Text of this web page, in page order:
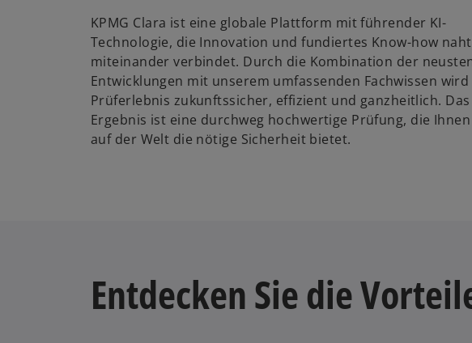
KPMG Clara ist eine globale Plattform mit führender KI-
Technologie, die Innovation und fundiertes Know-how
miteinander verbindet. Durch die Kombination der
Entwicklungen mit unserem umfassenden Fachwissen
Prüferlebnis zukunftssicher, effizient und ganzheitlich. Das
Ergebnis ist eine durchweg hochwertige Prüfung, die
auf der Welt die nötige Sicherheit bietet.
Entdecken Sie die